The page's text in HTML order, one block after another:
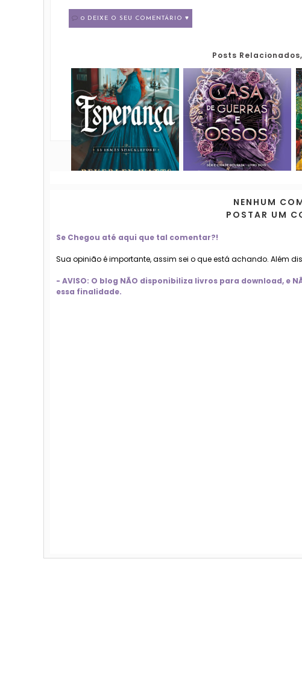
0 DEIXE O SEU COMENTÁRIO ♥
Posts
NENHUM
POSTAR UM
Se Chegou até aqui que tal comentar?!
Sua opinião é importante, assim sei o que está achando. Além
- AVISO: O blog NÃO disponibiliza livros para download, e
essa finalidade.